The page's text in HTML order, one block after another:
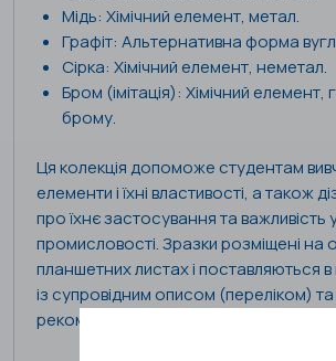
Мідь: Хімічний елемент, метал.
Графіт: Альтернативна форма
Сірка: Хімічний елемент, неметал.
Бром (імітація): Хімічний елемент,
брому.
Ця колекція допоможе студентам
елементи і їхні властивості, а також
про їхнє застосування та важливість у
промисловості. Зразки розміщені на
планшетних листах і поставляються
із супровідним описом (переліком)
рекомендаціями.